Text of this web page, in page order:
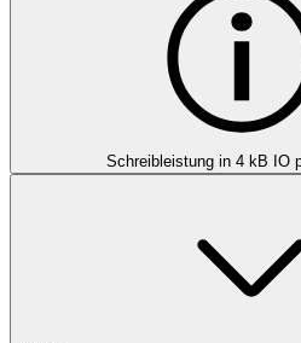
Schreibleistung in 4 kB IO